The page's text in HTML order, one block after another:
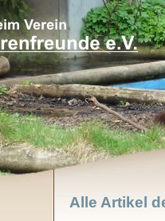
Alle Artikel